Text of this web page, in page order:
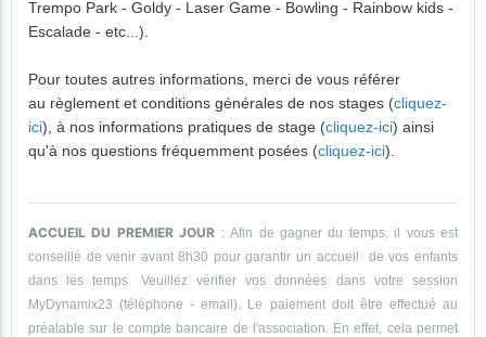
Trempo Park - Goldy - Laser Game - Bowling - Rainbow kids -
Escalade - etc...).
Pour toutes autres informations, merci de vous référer
au règlement et conditions générales de nos stages (cliquez-
ici), à nos informations pratiques de stage (cliquez-ici) ainsi
qu'à nos questions fréquemment posées (cliquez-ici).
ACCUEIL DU PREMIER JOUR : Afin de gagner du temps, il vous est
conseillé de venir avant 8h30 pour garantir un accueil de vos enfants
dans les temps. Veuillez vérifier vos données dans votre session
MyDynamix23 (téléphone - email). Le paiement doit être effectué au
préalable sur le compte bancaire de l'association. En effet, cela permet